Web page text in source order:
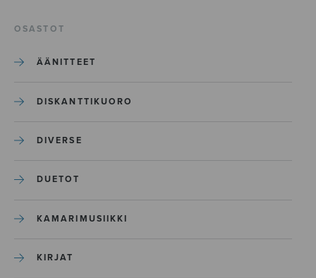
OSASTOT
ÄÄNITTEET
DISKANTTIKUORO
DIVERSE
DUETOT
KAMARIMUSIIKKI
KIRJAT